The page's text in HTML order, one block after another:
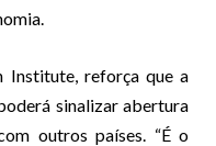
Institute, reforça que a
sinalizar abertura
outros países. “É o